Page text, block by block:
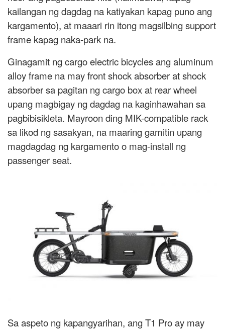
kailangan ng dagdag na katiyakan kapag puno ang
kargamento), at maaari rin itong magsilbing support
frame kapag naka-park na.
Ginagamit ng cargo electric bicycles ang aluminum
alloy frame na may front shock absorber at shock
absorber sa pagitan ng cargo box at rear wheel
upang magbigay ng dagdag na kaginhawahan sa
pagbibisikleta. Mayroon ding MIK-compatible rack
sa likod ng sasakyan, na maaring gamitin upang
magdagdag ng kargamento o mag-install ng
passenger seat.
Sa aspeto ng kapangyarihan, ang T1 Pro ay may